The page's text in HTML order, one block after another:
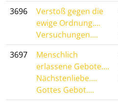
3696
Verstoß gegen die
ewige Ordnung....
Versuchungen....
3697
Menschlich
erlassene Gebote....
Nächstenliebe....
Gottes Gebot....